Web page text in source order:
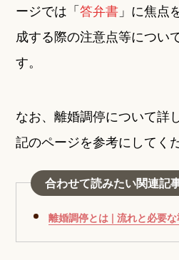
ージでは「答弁書 」に焦点
成する際の注意点等につい
す。
なお、離婚調停について詳
記のページを参考にしてく
合わせて読みたい関連記
離婚調停とは | 流れと必要